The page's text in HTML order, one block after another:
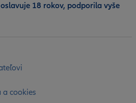
cookies
18 rokov, podporila vyše